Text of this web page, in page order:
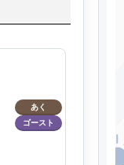
あく
ゴースト